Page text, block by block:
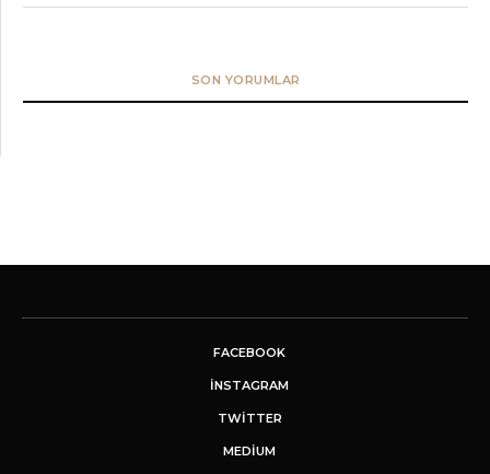
SON YORUMLAR
FACEBOOK
INSTAGRAM
TWITTER
MEDIUM